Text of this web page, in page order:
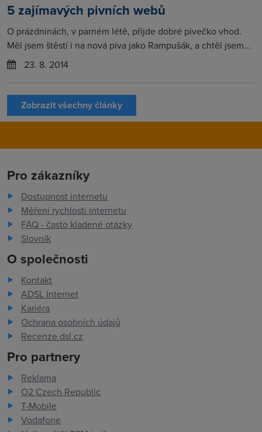
5 zajímavých pivních webů
O prázdninách, v parném létě, přijde dobré pivečko vhod.
Měl jsem štěstí i na nová piva jako Rampušák, a chtěl jsem...
23. 8. 2014
Zobrazit všechny články
Pro zákazníky
Dostupnost internetu
Měření rychlosti internetu
FAQ - často kladené otázky
Slovník
O společnosti
Kontakt
ADSL Internet
Kariéra
Ochrana osobních údajů
Recenze dsl.cz
Pro partnery
Reklama
O2 Czech Republic
T-Mobile
Vodafone